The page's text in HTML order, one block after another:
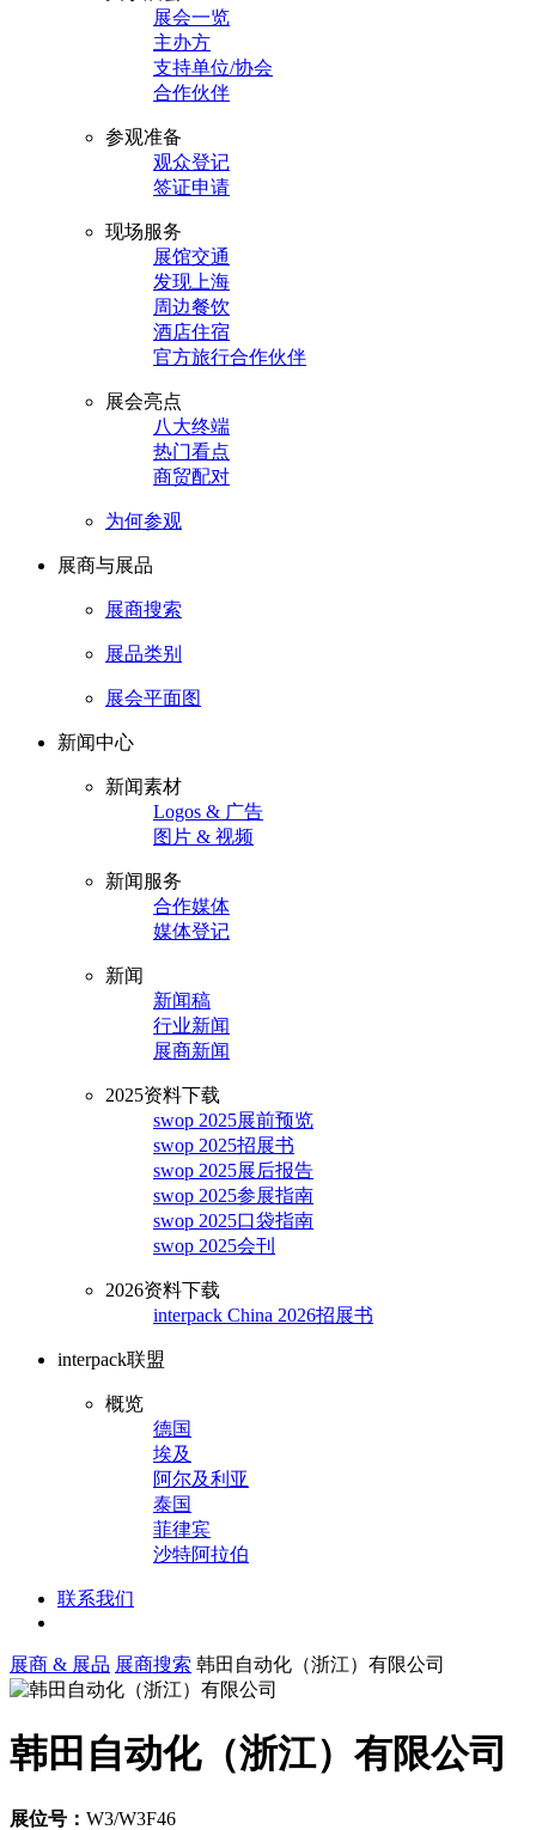
展会一览
主办方
支持单位/协会
合作伙伴
参观准备
观众登记
签证申请
现场服务
展馆交通
发现上海
周边餐饮
酒店住宿
官方旅行合作伙伴
展会亮点
八大终端
热门看点
商贸配对
为何参观
展商与展品
展商搜索
展品类别
展会平面图
新闻中心
新闻素材
Logos & 广告
图片 & 视频
新闻服务
合作媒体
媒体登记
新闻
新闻稿
行业新闻
展商新闻
2025资料下载
swop 2025展前预览
swop 2025招展书
swop 2025展后报告
swop 2025参展指南
swop 2025口袋指南
swop 2025会刊
2026资料下载
interpack China 2026招展书
interpack联盟
概览
德国
埃及
阿尔及利亚
泰国
菲律宾
沙特阿拉伯
联系我们
展商 & 展品 展商搜索 韩田自动化（浙江）有限公司
韩田自动化（浙江）有限公司
展位号： W3/W3F46